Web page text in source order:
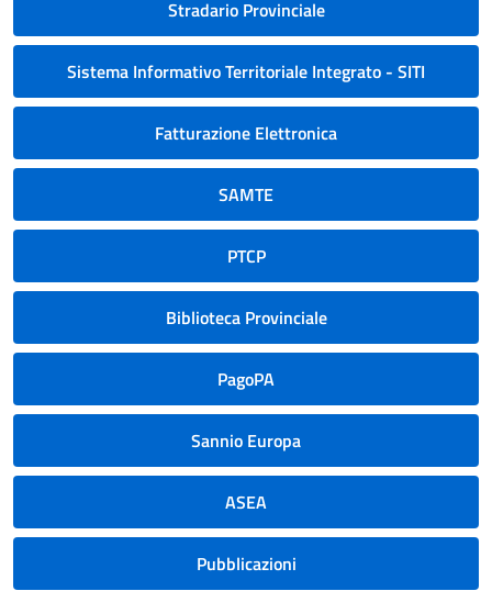
Stradario Provinciale
Sistema Informativo Territoriale Integrato - SITI
Fatturazione Elettronica
SAMTE
PTCP
Biblioteca Provinciale
PagoPA
Sannio Europa
ASEA
Pubblicazioni